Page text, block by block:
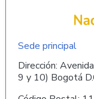
Sede principal
Dirección:
9 y 10) Bogotá